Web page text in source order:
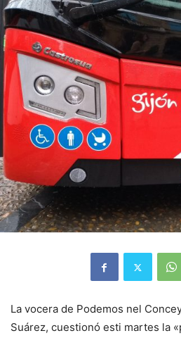
La vocera de Podemos nel
Suárez, cuestionó esti martes la